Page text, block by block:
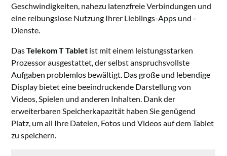
Geschwindigkeiten, nahezu latenzfreie Verbindungen und
eine reibungslose Nutzung Ihrer Lieblings-Apps und -
Dienste.
DasTelekom T Tablet ist mit einem leistungsstarken
Prozessor ausgestattet, der selbst anspruchsvollste
Aufgaben problemlos bewältigt. Das große und lebendige
Display bietet eine beeindruckende Darstellung von
Videos, Spielen und anderen Inhalten. Dank der
erweiterbaren Speicherkapazität haben Sie genügend
Platz, um all Ihre Dateien, Fotos und Videos auf dem Tablet
zu speichern.